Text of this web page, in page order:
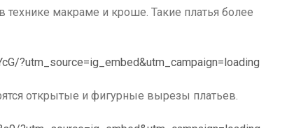
технике макраме и кроше. Такие платья более
?utm_source=ig_embed&utm_campaign=loading
открытые и фигурные вырезы платьев.